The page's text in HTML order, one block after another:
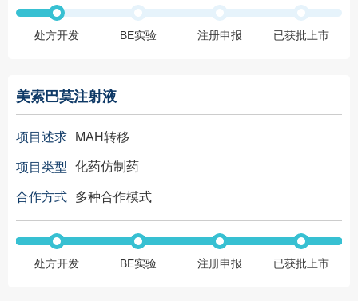
处方开发 BE实验 注册申报 已获批上市
美索巴莫注射液
项目述求 MAH转移
项目类型 化药仿制药
合作方式 多种合作模式
处方开发 BE实验 注册申报 已获批上市